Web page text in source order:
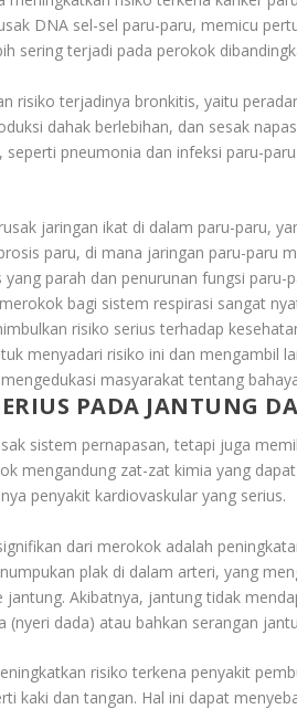
DNA sel-sel paru-paru, memicu
sering terjadi pada perokok
risiko terjadinya bronkitis, yaitu
dahak berlebihan, dan sesak
seperti pneumonia dan infeksi paru-
jaringan ikat di dalam paru-paru,
paru, di mana jaringan paru-paru
parah dan penurunan fungsi paru-
bagi sistem respirasi sangat
risiko serius terhadap
menyadari risiko ini dan mengambil
masyarakat tentang
PADA JANTUNG
sistem pernapasan, tetapi juga
mengandung zat-zat kimia yang
penyakit kardiovaskular yang serius.
dari merokok adalah
plak di dalam arteri, yang
jantung. Akibatnya, jantung tidak
(nyeri dada) atau bahkan serangan
risiko terkena penyakit
kaki dan tangan. Hal ini dapat